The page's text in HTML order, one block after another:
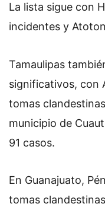
La lista sigue con
incidentes y
Tamaulipas
significativos, con
tomas
municipio de
91 casos.
En Guanajuato,
tomas